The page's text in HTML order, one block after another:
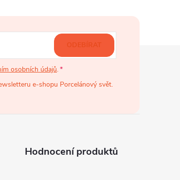
osobních údajů.
e-shopu Porcelánový svět.
ODEBÍRAT
Hodnocení produktů